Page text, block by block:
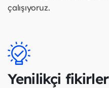
çalışıyoruz.
Yenilikçi fikirler